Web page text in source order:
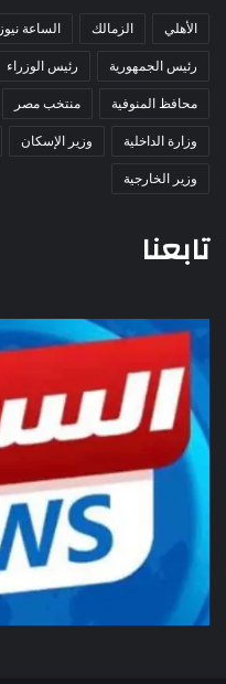
الأهلي الزمالك الساعة نيوز
رئيس الجمهورية
رئيس الوزراء
محافظ المنوفية
منتخب مصر
وزارة الداخلية
وزير الإسكان
وزير الخارجية
تابعنا